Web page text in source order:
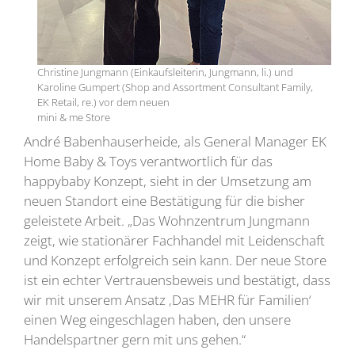
Christine Jungmann (Einkaufsleiterin, Jungmann, li.) und
Karoline Gumpert (Shop and Assortment Consultant Family,
EK Retail, re.) vor dem neuen
mini & me Store
André Babenhauserheide, als General Manager EK
Home Baby & Toys verantwortlich für das
happybaby Konzept, sieht in der Umsetzung am
neuen Standort eine Bestätigung für die bisher
geleistete Arbeit. „Das Wohnzentrum Jungmann
zeigt, wie stationärer Fachhandel mit Leidenschaft
und Konzept erfolgreich sein kann. Der neue Store
ist ein echter Vertrauensbeweis und bestätigt, dass
wir mit unserem Ansatz ‚Das MEHR für Familien‘
einen Weg eingeschlagen haben, den unsere
Handelspartner gern mit uns gehen.“